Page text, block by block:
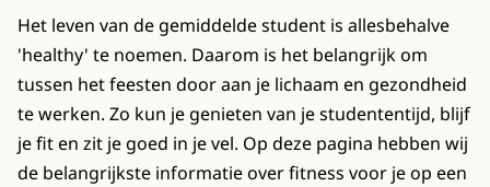
Het leven van de gemiddelde student is allesbehalve
'healthy' te noemen. Daarom is het belangrijk om
tussen het feesten door aan je lichaam en gezondheid
te werken. Zo kun je genieten van je studententijd, blijf
je fit en zit je goed in je vel. Op deze pagina hebben wij
de belangrijkste informatie over fitness voor je op een